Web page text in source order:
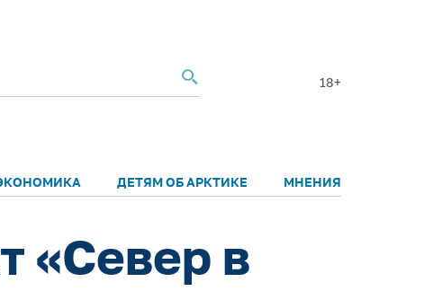
18+
ДЕТЯМ ОБ АРКТИКЕ МНЕНИЯ
«Север в